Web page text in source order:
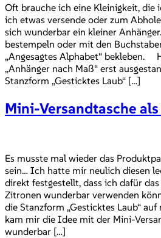
Oft brauche ich eine Kleinigkeit, die
ich etwas versende oder zum
sich wunderbar ein kleiner
bestempeln oder mit den
„Angesagtes Alphabet“ bekleben.
„Anhänger nach Maß“ erst
Stanzform „Gesticktes Laub“ […]
Mini-Versandtasche
Es musste mal wieder das
sein… Ich hatte mir neulich diesen
direkt festgestellt, dass ich dafür
Zitronen wunderbar verwenden
die Stanzform „Gesticktes Laub“
kam mir die Idee mit der Mini-
wunderbar […]